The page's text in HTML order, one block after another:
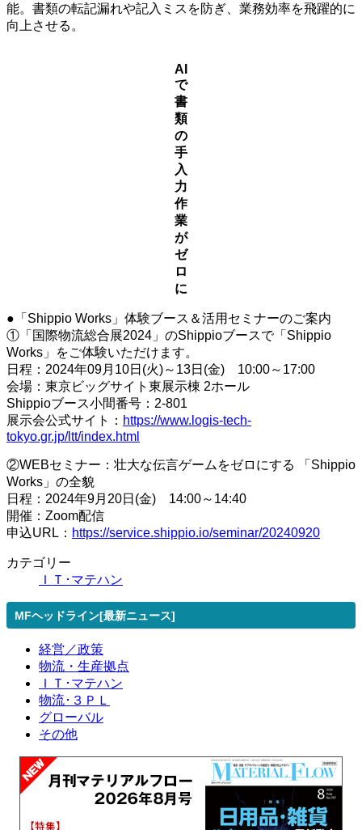
能。書類の転記漏れや記入ミスを防ぎ、業務効率を飛躍的に
向上させる。
AI
で
書
類
の
手
入
力
作
業
が
ゼ
ロ
に
●「Shippio Works」体験ブース＆活用セミナーのご案内
①「国際物流総合展2024」のShippioブースで「Shippio
Works」をご体験いただけます。
日程：2024年09月10日(火)～13日(金) 10:00～17:00
会場：東京ビッグサイト東展示棟 2ホール
Shippioブース小間番号：2-801
展示会公式サイト： https://www.logis-tech-
tokyo.gr.jp/ltt/index.html
②WEBセミナー：壮大な伝言ゲームをゼロにする 「Shippio
Works」の全貌
日程：2024年9月20日(金) 14:00～14:40
開催：Zoom配信
申込URL： https://service.shippio.io/seminar/20240920
カテゴリー
ＩＴ･マテハン
MFヘッドライン[最新ニュース]
経営／政策
物流・生産拠点
ＩＴ･マテハン
物流･３ＰＬ
グローバル
その他